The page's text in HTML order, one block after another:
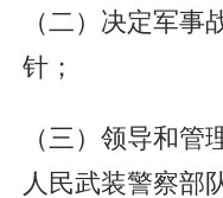
（二）决定军
针；
（三）领导和
人民武装警察部